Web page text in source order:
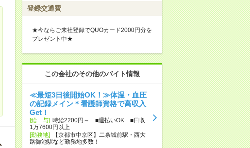
登録交通費
★今ならご来社登録でQUOカード2000円分を
プレゼント中★
この会社のその他のバイト情報
≪最短3日後開始OK！≫体温・血圧
の記録メイン＊看護師資格で高収入
Get！
[給 与] 時給2200円～ ■週払いOK ■日収
1万7600円以上
[勤務地]
【京都市中京区】二条城前駅・西大
路御池駅など勤務地多数！